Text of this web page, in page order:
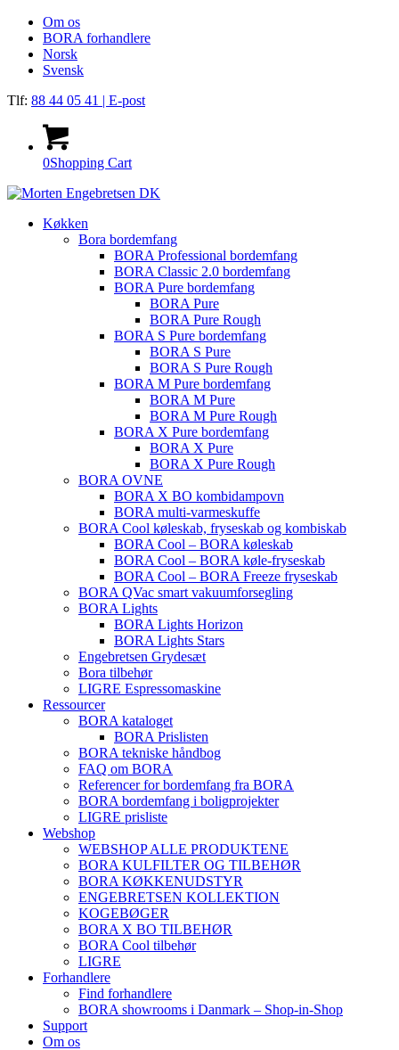
Om os
BORA forhandlere
Norsk
Svensk
Tlf: 88 44 05 41 | E-post
0Shopping Cart
Køkken
Bora bordemfang
BORA Professional bordemfang
BORA Classic 2.0 bordemfang
BORA Pure bordemfang
BORA Pure
BORA Pure Rough
BORA S Pure bordemfang
BORA S Pure
BORA S Pure Rough
BORA M Pure bordemfang
BORA M Pure
BORA M Pure Rough
BORA X Pure bordemfang
BORA X Pure
BORA X Pure Rough
BORA OVNE
BORA X BO kombidampovn
BORA multi-varmeskuffe
BORA Cool køleskab, fryseskab og kombiskab
BORA Cool – BORA køleskab
BORA Cool – BORA køle-fryseskab
BORA Cool – BORA Freeze fryseskab
BORA QVac smart vakuumforsegling
BORA Lights
BORA Lights Horizon
BORA Lights Stars
Engebretsen Grydesæt
Bora tilbehør
LIGRE Espressomaskine
Ressourcer
BORA kataloget
BORA Prislisten
BORA tekniske håndbog
FAQ om BORA
Referencer for bordemfang fra BORA
BORA bordemfang i boligprojekter
LIGRE prisliste
Webshop
WEBSHOP ALLE PRODUKTENE
BORA KULFILTER OG TILBEHØR
BORA KØKKENUDSTYR
ENGEBRETSEN KOLLEKTION
KOGEBØGER
BORA X BO TILBEHØR
BORA Cool tilbehør
LIGRE
Forhandlere
Find forhandlere
BORA showrooms i Danmark – Shop-in-Shop
Support
Om os